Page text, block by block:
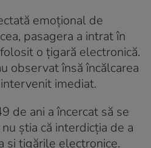
emoțional de
pasagera a intrat în
o țigară electronică.
observat însă încălcarea
imediat.
de ani a încercat să se
știa că interdicția de a
și țigările electronice.